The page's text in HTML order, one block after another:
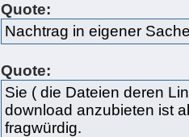
Quote:
Nachtrag in eigener
Quote:
Sie ( die Dateien deren
download anzubieten ist
fragwürdig.